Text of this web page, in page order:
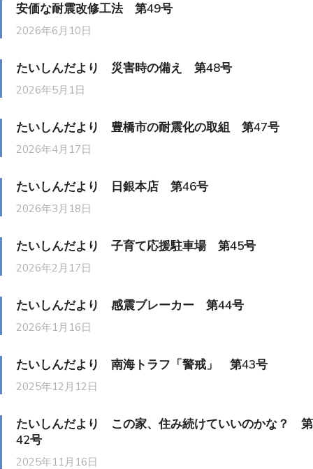
安価な耐震改修工法 第49号
2026年6月10日
たいしんだより 災害時の備え 第48号
2026年5月1日
たいしんだより 豊橋市の耐震化の取組 第47号
2026年4月17日
たいしんだより 日銀本店 第46号
2026年3月18日
たいしんだより 子育て応援駐車場 第45号
2026年2月17日
たいしんだより 感震ブレーカー 第44号
2026年1月16日
たいしんだより 南海トラフ「警戒」 第43号
2025年12月12日
たいしんだより この家、住み続けていいのかな？ 第
42号
2025年11月16日